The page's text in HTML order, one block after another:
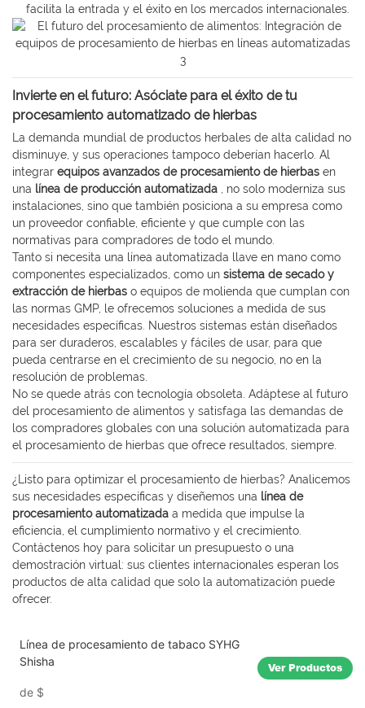
facilita la entrada y el éxito en los mercados internacionales.
Invierte en el futuro: Asóciate para el éxito de tu
procesamiento automatizado de hierbas
La demanda mundial de productos herbales de alta calidad no
disminuye, y sus operaciones tampoco deberían hacerlo. Al
integrar equipos avanzados de procesamiento de hierbas en
una línea de producción automatizada , no solo moderniza sus
instalaciones, sino que también posiciona a su empresa como
un proveedor confiable, eficiente y que cumple con las
normativas para compradores de todo el mundo.
Tanto si necesita una línea automatizada llave en mano como
componentes especializados, como un sistema de secado y
extracción de hierbas o equipos de molienda que cumplan con
las normas GMP, le ofrecemos soluciones a medida de sus
necesidades específicas. Nuestros sistemas están diseñados
para ser duraderos, escalables y fáciles de usar, para que
pueda centrarse en el crecimiento de su negocio, no en la
resolución de problemas.
No se quede atrás con tecnología obsoleta. Adáptese al futuro
del procesamiento de alimentos y satisfaga las demandas de
los compradores globales con una solución automatizada para
el procesamiento de hierbas que ofrece resultados, siempre.
¿Listo para optimizar el procesamiento de hierbas? Analicemos
sus necesidades específicas y diseñemos una línea de
procesamiento automatizada a medida que impulse la
eficiencia, el cumplimiento normativo y el crecimiento.
Contáctenos hoy para solicitar un presupuesto o una
demostración virtual: sus clientes internacionales esperan los
productos de alta calidad que solo la automatización puede
ofrecer.
Línea de procesamiento de tabaco SYHG
Shisha
de $
Ver Productos